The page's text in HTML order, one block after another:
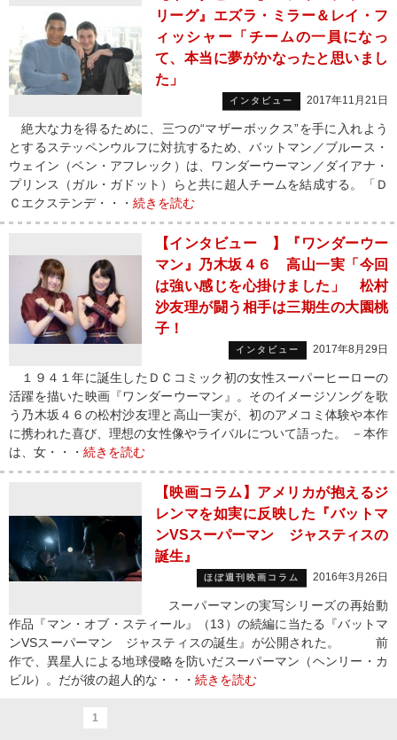
リーグ』エズラ・ミラー＆レイ・フ
ィッシャー「チームの一員になっ
て、本当に夢がかなったと思いまし
た」
インタビュー 2017年11月21日
絶大な力を得るために、三つの“マザーボックス”を手に入れよう
とするステッペンウルフに対抗するため、バットマン／ブルース・
ウェイン（ベン・アフレック）は、ワンダーウーマン／ダイアナ・
プリンス（ガル・ガドット）らと共に超人チームを結成する。「Ｄ
Ｃエクステンデ・・・ 続きを読む
【インタビュー 】『ワンダーウー
マン』乃木坂４６ 高山一実「今回
は強い感じを心掛けました」 松村
沙友理が闘う相手は三期生の大園桃
子！
インタビュー 2017年8月29日
１９４１年に誕生したＤＣコミック初の女性スーパーヒーローの
活躍を描いた映画『ワンダーウーマン』。そのイメージソングを歌
う乃木坂４６の松村沙友理と高山一実が、初のアメコミ体験や本作
に携われた喜び、理想の女性像やライバルについて語った。 －本作
は、女・・・ 続きを読む
【映画コラム】アメリカが抱えるジ
レンマを如実に反映した『バットマ
ンVSスーパーマン ジャスティスの
誕生』
ほぼ週刊映画コラム 2016年3月26日
スーパーマンの実写シリーズの再始動
作品『マン・オブ・スティール』（13）の続編に当たる『バットマ
ンVSスーパーマン ジャスティスの誕生』が公開された。 前
作で、異星人による地球侵略を防いだスーパーマン（ヘンリー・カ
ビル）。だが彼の超人的な・・・ 続きを読む
1